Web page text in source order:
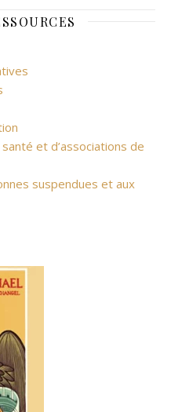
et d’associations de
suspendues et aux